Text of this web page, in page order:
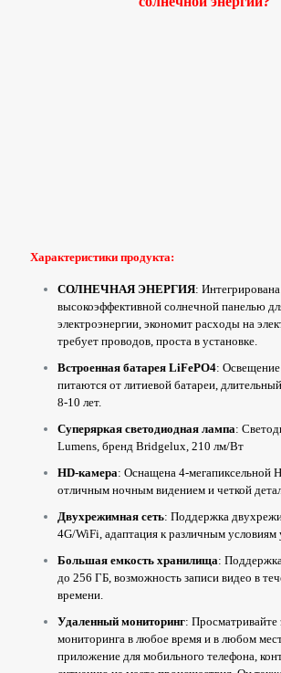
Характеристики продукта:
СОЛНЕЧНАЯ ЭНЕРГИЯ:
высокоэффективной солнечной панелью
электроэнергии, экономит расходы на
требует проводов, проста в установке.
Встроенная батарея LiFePO4: Освещение
питаются от литиевой батареи,
8-10 лет.
Суперяркая светодиодная лампа:
Lumens, бренд Bridgelux, 210 лм/Вт
HD-камера: Оснащена 4-мегапиксельной
отличным ночным видением и четкой
Двухрежимная сеть: Поддержка
4G/WiFi, адаптация к различным условиям
Большая емкость хранилища:
до 256 ГБ, возможность записи видео в
времени.
Удаленный мониторинг: Просматривайте
мониторинга в любое время и в любом
приложение для мобильного телефона,